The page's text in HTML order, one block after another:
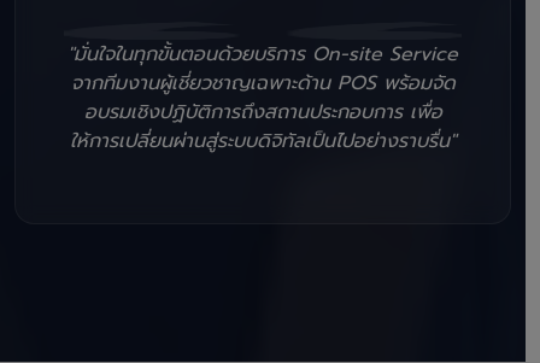
"มั่นใจในทุกขั้นตอนด้วยบริการ On-site Service
จากทีมงานผู้เชี่ยวชาญเฉพาะด้าน POS พร้อมจัด
อบรมเชิงปฏิบัติการถึงสถานประกอบการ เพื่อ
ให้การเปลี่ยนผ่านสู่ระบบดิจิทัลเป็นไปอย่างราบรื่น"